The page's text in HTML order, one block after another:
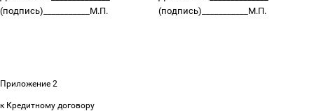
(подпись)___________М.П.
(подпись)___________М.П.
Приложение 2
к Кредитному договору